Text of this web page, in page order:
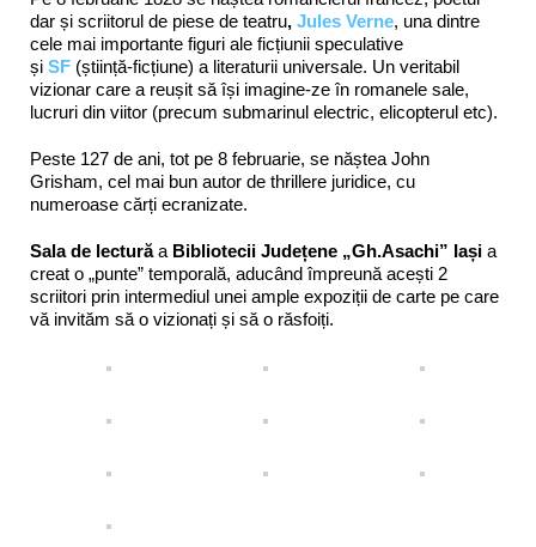
dar și scriitorul de piese de teatru, Jules Verne, una dintre
cele mai importante figuri ale ficțiunii speculative
și SF (știință-ficțiune) a literaturii universale. Un veritabil
vizionar care a reușit să își imagine-ze în romanele sale,
lucruri din viitor (precum submarinul electric, elicopterul etc).
Peste 127 de ani, tot pe 8 februarie, se năștea John
Grisham, cel mai bun autor de thrillere juridice, cu
numeroase cărți ecranizate.
Sala de lecturăa Bibliotecii Județene „Gh.Asachi” Iași a
creat o „punte” temporală, aducând împreună acești 2
scriitori prin intermediul unei ample expoziții de carte pe care
vă invităm să o vizionați și să o răsfoiți.